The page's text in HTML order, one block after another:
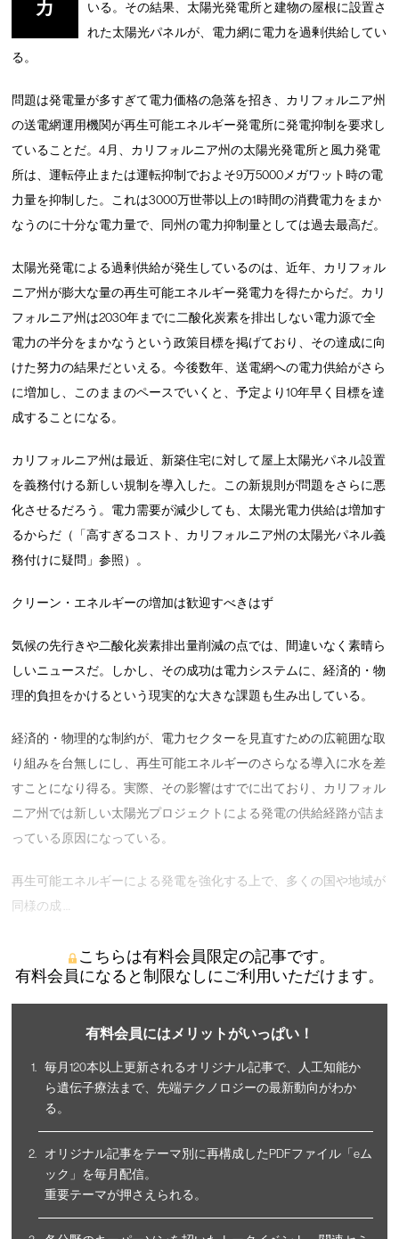
カ
いる。その結果、太陽光発電所と建物の屋根に設置さ
れた太陽光パネルが、電力網に電力を過剰供給してい
る。
問題は発電量が多すぎて電力価格の急落を招き、カリフォルニア州
の送電網運用機関が再生可能エネルギー発電所に発電抑制を要求し
ていることだ。4月、カリフォルニア州の太陽光発電所と風力発電
所は、運転停止または運転抑制でおよそ9万5000メガワット時の電
力量を抑制した。これは3000万世帯以上の1時間の消費電力をまか
なうのに十分な電力量で、同州の電力抑制量としては過去最高だ。
太陽光発電による過剰供給が発生しているのは、近年、カリフォル
ニア州が膨大な量の再生可能エネルギー発電力を得たからだ。カリ
フォルニア州は2030年までに二酸化炭素を排出しない電力源で全
電力の半分をまかなうという政策目標を掲げており、その達成に向
けた努力の結果だといえる。今後数年、送電網への電力供給がさら
に増加し、このままのペースでいくと、予定より10年早く目標を達
成することになる。
カリフォルニア州は最近、新築住宅に対して屋上太陽光パネル設置
を義務付ける新しい規制を導入した。この新規則が問題をさらに悪
化させるだろう。電力需要が減少しても、太陽光電力供給は増加す
るからだ（「高すぎるコスト、カリフォルニア州の太陽光パネル義
務付けに疑問」参照）。
クリーン・エネルギーの増加は歓迎すべきはず
気候の先行きや二酸化炭素排出量削減の点では、間違いなく素晴ら
しいニュースだ。しかし、その成功は電力システムに、経済的・物
理的負担をかけるという現実的な大きな課題も生み出している。
経済的・物理的な制約が、電力セクターを見直すための広範囲な取
り組みを台無しにし、再生可能エネルギーのさらなる導入に水を差
すことになり得る。実際、その影響はすでに出ており、カリフォル
ニア州では新しい太陽光プロジェクトによる発電の供給経路が詰ま
っている原因になっている。
再生可能エネルギーによる発電を強化する上で、多くの国や地域が
同様の成 …
こちらは有料会員限定の記事です。
有料会員になると制限なしにご利用いただけます。
有料会員にはメリットがいっぱい！
毎月120本以上更新されるオリジナル記事で、人工知能か
ら遺伝子療法まで、先端テクノロジーの最新動向がわか
る。
オリジナル記事をテーマ別に再構成したPDFファイル「eム
ック」を毎月配信。
重要テーマが押さえられる。